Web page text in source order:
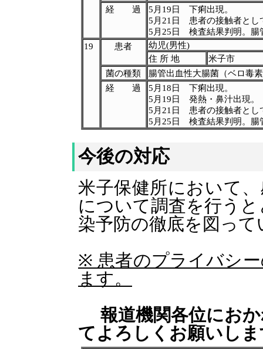
経 過
5月19日 下痢出現。
5月21日 患者の接触者とし
5月25日 検査結果判明。腸
19
患者
幼児(男性)
住 所 地
米子市
菌の種類
腸管出血性大腸菌（ベロ毒
経 過
5月18日 下痢出現。
5月19日 発熱・鼻汁出現。
5月21日 患者の接触者とし
5月25日 検査結果判明。腸
今後の対応
米子保健所において
について調査を行う
染予防の徹底を図って
※ 患者のプライバシ
ます。
報道機関各位にお
てよろしくお願いし